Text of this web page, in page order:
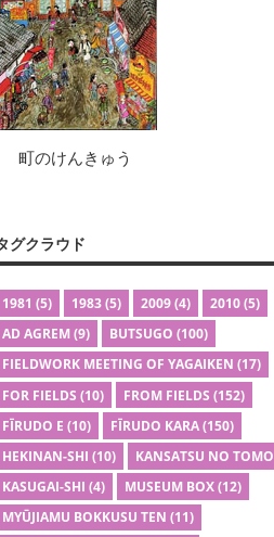
町のけんきゅう
グクラウド
1981 (5) 1983(5) 2009(4) 2010(5)
AD AGREM(9) BUTSUGO (100)
FIELDWORK MEETING OF YAGAIKEN (17)
FOR FIELDS (10) FROM FIELDS (152)
FĪRUDO E (10) FĪRUDO KARA(150)
HEKINAN-SHI (10) KANSATSU NO TOMO
KASUGAI-SHI (4) MUSEUM BOX(12)
MYŪJIAMU BOKKUSU TEN (11)